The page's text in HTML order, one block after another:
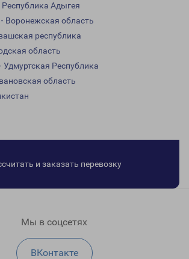
Адыгея
Воронежская область
республика
область
Республика
область
и заказать перевозку
Мы в соцсетях
ВКонтакте